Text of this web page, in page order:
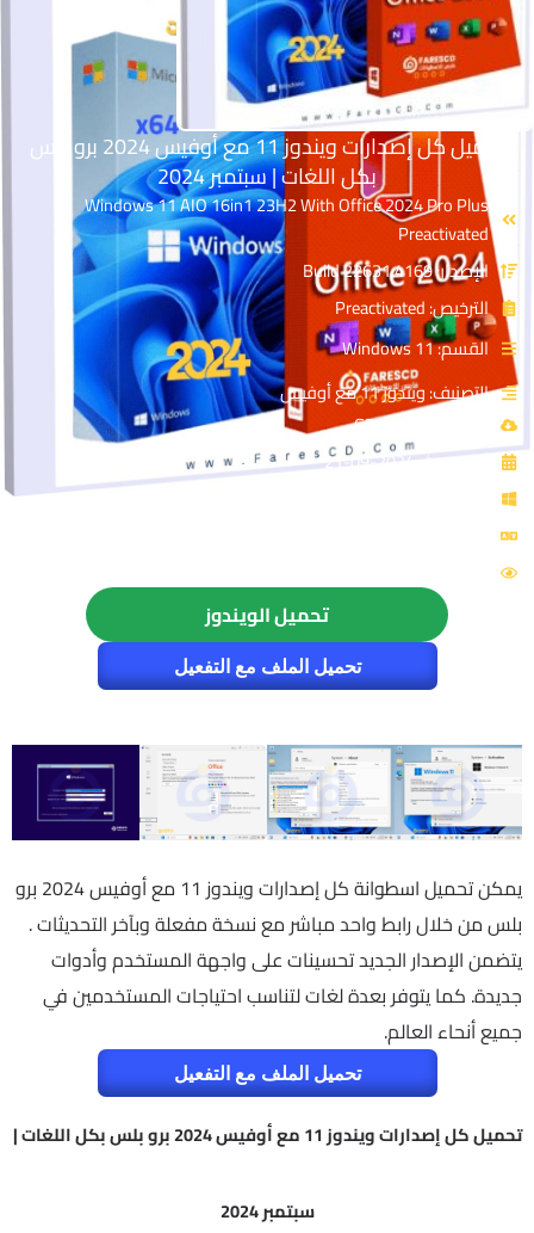
تحميل كل إصدارات ويندوز 11 مع أوفيس 2024 برو بلس
بكل اللغات | سبتمبر 2024
Windows 11 AIO 16in1 23H2 With Office 2024 Pro Plus
Preactivated
الإصدار: Build 22631.4169
الترخيص: Preactivated
القسم: Windows 11
التصنيف: ويندوز 11 مع أوفيس
آخر تحديث: 2024-09-21
تحميل الويندوز
تحميل الملف مع التفعيل
يمكن تحميل اسطوانة كل إصدارات ويندوز 11 مع أوفيس 2024 برو
بلس من خلال رابط واحد مباشر مع نسخة مفعلة وبآخر التحديثات .
يتضمن الإصدار الجديد تحسينات على واجهة المستخدم وأدوات
جديدة. كما يتوفر بعدة لغات لتناسب احتياجات المستخدمين في
جميع أنحاء العالم.
تحميل الملف مع التفعيل
تحميل كل إصدارات ويندوز 11 مع أوفيس 2024 برو بلس بكل اللغات |
سبتمبر 2024